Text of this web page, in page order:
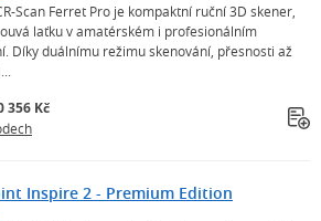
Scan Ferret Pro je kompaktní ruční 3D skener,
laťku v amatérském i profesionálním
Díky duálnímu režimu skenování, přesnosti až
356 Kč
Inspire 2 - Premium Edition